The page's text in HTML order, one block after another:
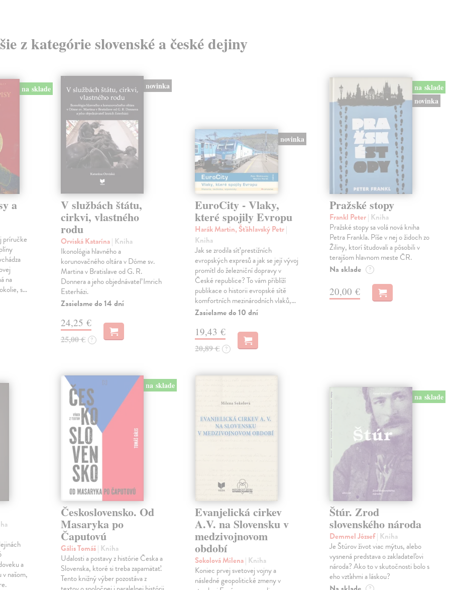
z kategórie slovenské a české dejiny
na sklade
a
príručke
na
s…
novinka
V službách štátu,
cirkvi, vlastného
rodu
Orviská Katarína| Kniha
Ikonológia hlavného a
korunovačného oltára v Dóme sv.
Martina v Bratislave od G. R.
Donnera a jeho objednávateľ Imrich
Esterházi.
Zasielame do 14 dní
24,25 €
25,00 € ?
novinka
EuroCity - Vlaky,
které spojily Evropu
Harák Martin, Šťáhlavský Petr|
Kniha
Jak se zrodila síť prestižních
evropských expresů a jak se její vývoj
promítl do železniční dopravy v
České republice? To vám přiblíží
publikace o historii evropské sítě
komfortních mezinárodních vlaků,…
Zasielame do 10 dní
19,43 €
20,89 € ?
na sklade
novinka
Pražské stopy
Frankl Peter| Kniha
Pražské stopy sa volá nová kniha
Petra Frankla. Píše v nej o židoch zo
Žiliny, ktorí študovali a pôsobili v
terajšom hlavnom meste ČR.
Na sklade ?
20,00 €
a
našom,
na sklade
Československo. Od
Masaryka po
Čaputovú
Gális Tomáš| Kniha
Udalosti a postavy z histórie Česka a
Slovenska, ktoré si treba zapamätať.
Tento knižný výber pozostáva z
Evanjelická cirkev
A.V. na Slovensku v
medzivojnovom
období
Sokolová Milena| Kniha
Koniec prvej svetovej vojny a
následné geopolitické zmeny v
na sklade
Štúr. Zrod
slovenského národa
Demmel József| Kniha
Je Štúrov život viac mýtus, alebo
vysnená predstava o zakladateľovi
národa? Ako to v skutočnosti bolo s
eho vzťahmi a láskou?